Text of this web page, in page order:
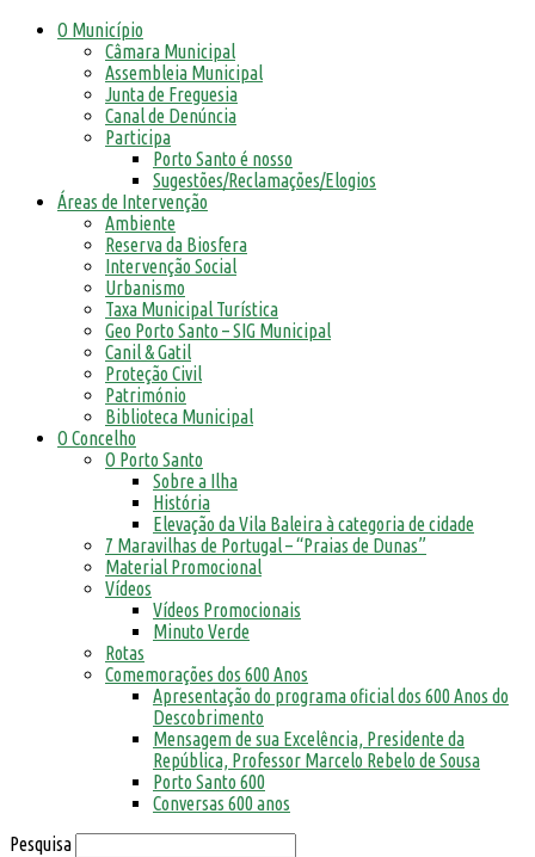
O Município
Câmara Municipal
Assembleia Municipal
Junta de Freguesia
Canal de Denúncia
Participa
Porto Santo é nosso
Sugestões/Reclamações/Elogios
Áreas de Intervenção
Ambiente
Reserva da Biosfera
Intervenção Social
Urbanismo
Taxa Municipal Turística
Geo Porto Santo – SIG Municipal
Canil & Gatil
Proteção Civil
Património
Biblioteca Municipal
O Concelho
O Porto Santo
Sobre a Ilha
História
Elevação da Vila Baleira à categoria de cidade
7 Maravilhas de Portugal – “Praias de Dunas”
Material Promocional
Vídeos
Vídeos Promocionais
Minuto Verde
Rotas
Comemorações dos 600 Anos
Apresentação do programa oficial dos 600 Anos do
Descobrimento
Mensagem de sua Excelência, Presidente da
República, Professor Marcelo Rebelo de Sousa
Porto Santo 600
Conversas 600 anos
Pesquisa